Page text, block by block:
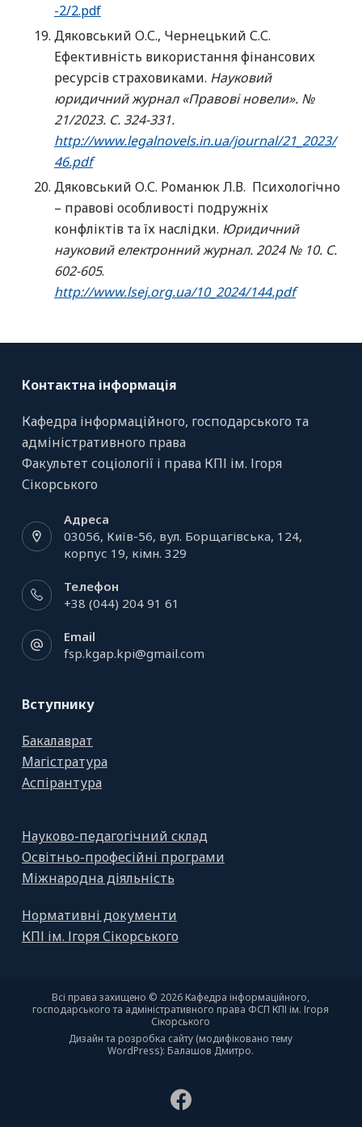
-2/2.pdf
Дяковський О.С., Чернецький С.С.
Ефективність використання фінансових
ресурсів страховиками. Науковий
юридичний журнал «Правові новели». №
21/2023. С. 324-331.
http://www.legalnovels.in.ua/journal/21_2023/
46.pdf
Дяковський О.С. Романюк Л.В. Психологічно
– правові особливості подружніх
конфліктів та їх наслідки. Юридичний
науковий електронний журнал. 2024 № 10. С.
602-605.
http://www.lsej.org.ua/10_2024/144.pdf
Контактна інформація
Кафедра інформаційного, господарського та
адміністративного права
Факультет соціології і права КПІ ім. Ігоря
Сікорського
Адреса
03056, Київ-56, вул. Борщагівська, 124,
корпус 19, кiмн. 329
Телефон
+38 (044) 204 91 61
Email
fsp.kgap.kpi@gmail.com
Вступнику
Бакалаврат
Магістратура
Аспірантура
Науково-педагогічний склад
Освітньо-професійні програми
Міжнародна діяльність
Нормативні документи
КПІ ім. Ігоря Сікорського
Всі права захищено © 2026 Кафедра інформаційного,
господарського та адміністративного права ФСП КПІ ім. Ігоря
Сікорського
Дизайн та розробка сайту (модифіковано тему
WordPress): Балашов Дмитро.